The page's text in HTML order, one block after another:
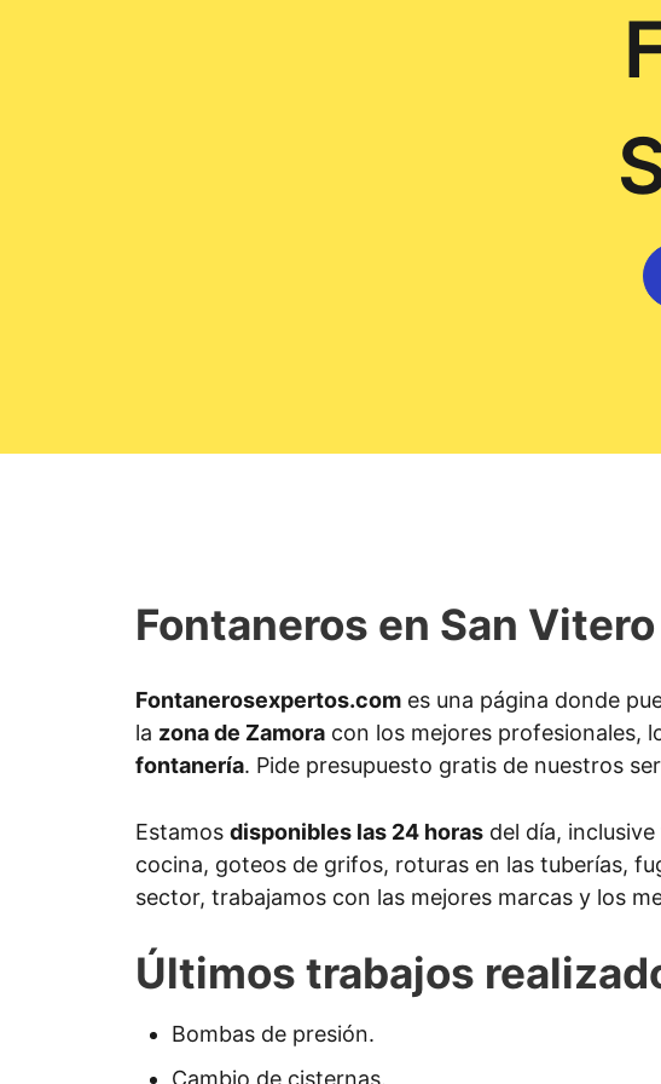
Fontaneros en San Vitero
Fontanerosexpertos.com es una página donde
la zona de Zamora con los mejores profesionales,
fontanería. Pide presupuesto gratis de nuestros
Estamos disponibles las 24 horas del día,
cocina, goteos de grifos, roturas en las tuberías,
sector, trabajamos con las mejores marcas y los
Últimos trabajos
Bombas de presión.
Cambio de cisternas.